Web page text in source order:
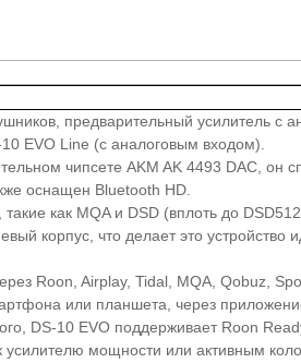
предварительный усилитель с
EVO Line (с аналоговым входом).
чипсете AKM AK 4493 DAC,
оснащен Bluetooth HD.
как MQA и DSD (вплоть до
корпус, что делает это
Roon, Airplay, Tidal, MQA, Qobuz,
или планшета, через
DS-10 EVO поддерживает Roon
мощности или активным